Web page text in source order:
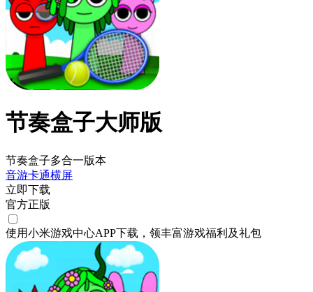
节奏盒子大师版
节奏盒子多合一版本
音游卡通横屏
立即下载
官方正版
使用小米游戏中心APP下载 ，领丰富游戏福利 及礼包